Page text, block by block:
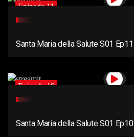
Epizoda 11
Santa Maria della Salute S01 Ep11
Epizoda 10
Santa Maria della Salute S01 Ep10